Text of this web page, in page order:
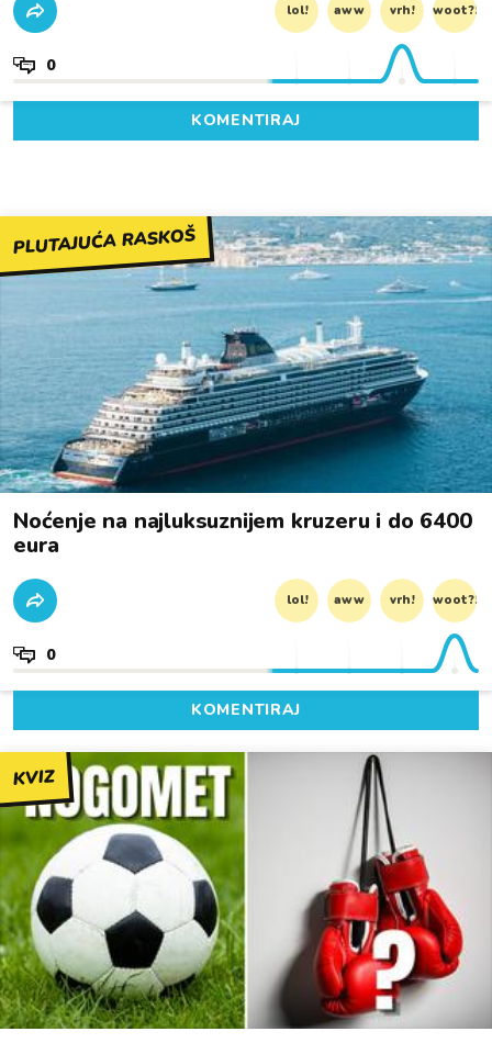
lol! aww vrh! woot?!
0
KOMENTIRAJ
PLUTAJUĆA RASKOŠ
Noćenje na najluksuznijem kruzeru i do 6400
eura
lol! aww vrh! woot?!
0
KOMENTIRAJ
KVIZ